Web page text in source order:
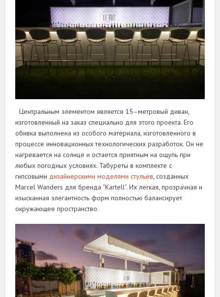
Центральным элементом является 15–метровый диван,
изготовленный на заказ специально для этого проекта. Его
обивка выполнена из особого материала, изготовленного в
процессе инновационных технологических разработок. Он не
нагревается на солнце и остается приятным на ощупь при
любых погодных условиях. Табуреты в комплекте с
гипсовыми дизайнерскими моделями стульев, созданных
Marcel Wanders для бренда “Kartell”. Их легкая, прозрачная и
изысканная элегантность форм полностью балансирует
окружающее пространство.